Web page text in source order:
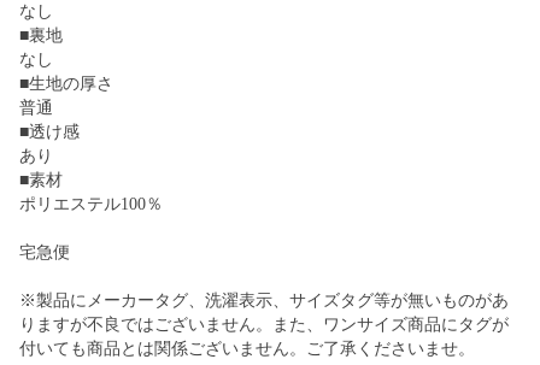
なし
■裏地
なし
■生地の厚さ
普通
■透け感
あり
■素材
ポリエステル100％
宅急便
※製品にメーカータグ、洗濯表示、サイズタグ等が無いものがあ
りますが不良ではございません。また、ワンサイズ商品にタグが
付いても商品とは関係ございません。ご了承くださいませ。